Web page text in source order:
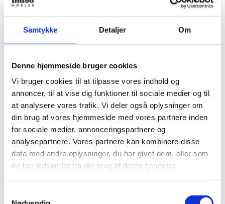
Samtykke Detaljer Om
Denne hjemmeside bruger cookies
Vi bruger cookies til at tilpasse vores indhold og
annoncer, til at vise dig funktioner til sociale medier og til
at analysere vores trafik. Vi deler også oplysninger om
din brug af vores hjemmeside med vores partnere inden
for sociale medier, annonceringspartnere og
analysepartnere. Vores partnere kan kombinere disse
data med andre oplysninger, du har givet dem, eller som
de har indsamlet fra din brug af deres tjenester.